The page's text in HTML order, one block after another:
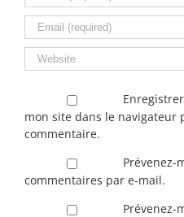
mon site dans le navigateur
commentaire.
Prévenez-
commentaires par e-mail.
Prévenez-